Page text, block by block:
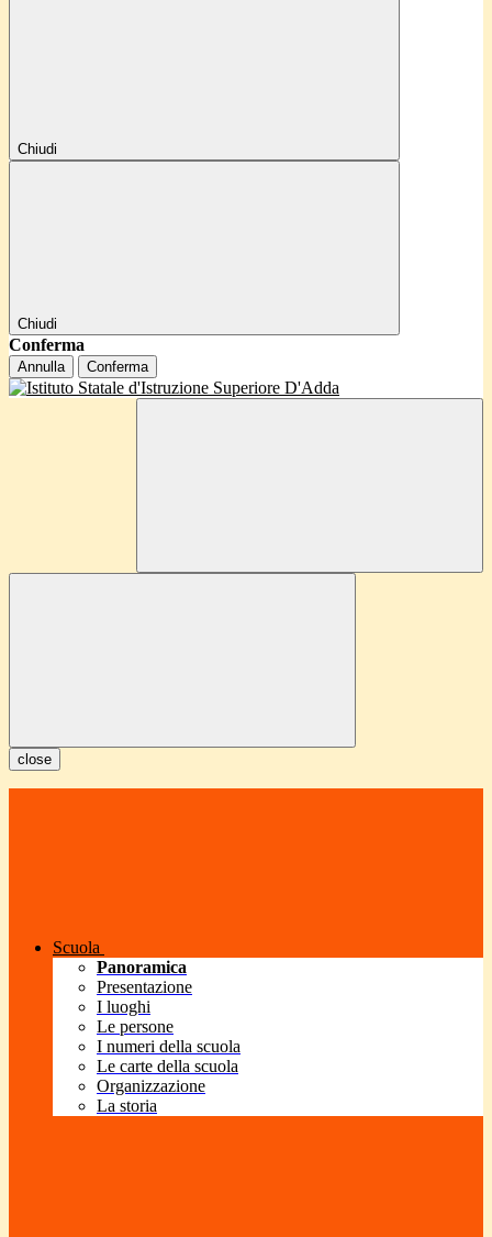
Chiudi
Chiudi
Conferma
Annulla Conferma
close
Scuola
Panoramica
Presentazione
I luoghi
Le persone
I numeri della scuola
Le carte della scuola
Organizzazione
La storia